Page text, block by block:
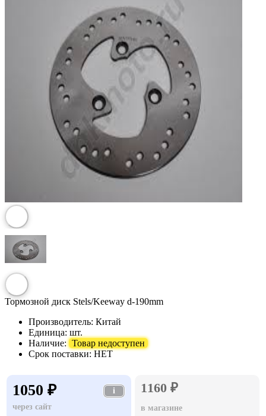
Тормозной диск Stels/Keeway d-190mm
Производитель: Китай
Единица: шт.
Наличие: Товар недоступен
Срок поставки: НЕТ
1050 ₽
i
через сайт
1160 ₽
в магазине